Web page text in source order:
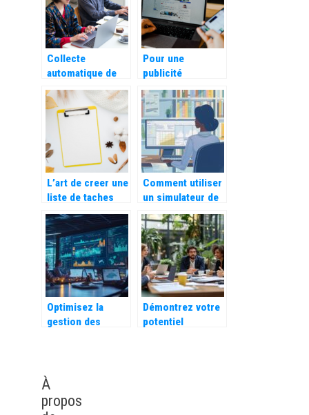
facturation
Collecte
automatique de
videos de
temoignages
clients :
Decouvrez leurs
utilites
Pour une
publicité
innovante en
phase avec son
époque
L’art de creer une
liste de taches
efficace pour
optimiser son
temps
Comment utiliser
un simulateur de
salaire gratuit
pour préparer un
entretien
d’embauche
Optimisez la
gestion des
performant
Démontrez votre
potentiel
À
propos